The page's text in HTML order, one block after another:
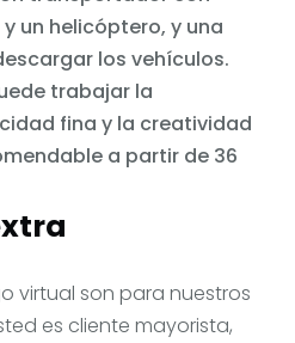
virtual son para nuestros
es cliente mayorista,
un helicóptero, y una
los vehículos.
trabajar la
fina y la creatividad
a partir de 36